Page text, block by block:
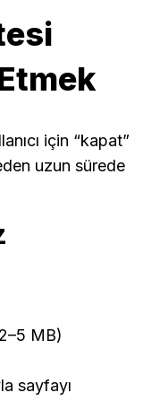
için “kapat”
uzun sürede
MB)
sayfayı